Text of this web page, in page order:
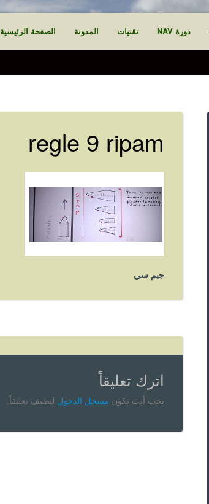
الصفحة الرئيسية المدونة تقنيات دورة NAV
regle 9 ripam
جيم سي
اترك تعليقاً
يجب أنت تكون مسجل الدخول لتضيف تعليقاً.